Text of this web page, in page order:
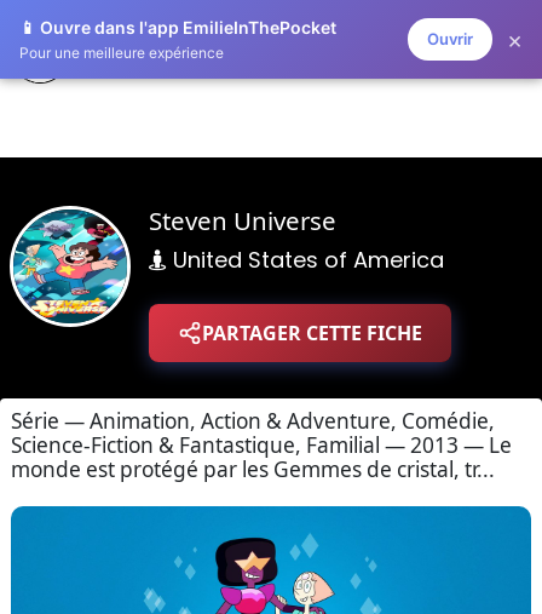
📱 Ouvre dans l'app EmilieInThePocket
Pour une meilleure expérience
Ouvrir ×
ZAPLISTOO
Steven Universe
United States of America
PARTAGER CETTE FICHE
Série — Animation, Action & Adventure, Comédie,
Science-Fiction & Fantastique, Familial — 2013 — Le
monde est protégé par les Gemmes de cristal, tr...